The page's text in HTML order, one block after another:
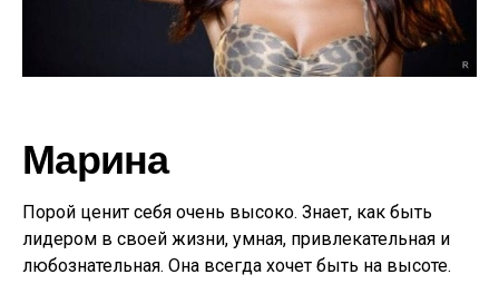
Марина
Порой ценит себя очень высоко. Знает, как быть
лидером в своей жизни, умная, привлекательная и
любознательная. Она всегда хочет быть на высоте.